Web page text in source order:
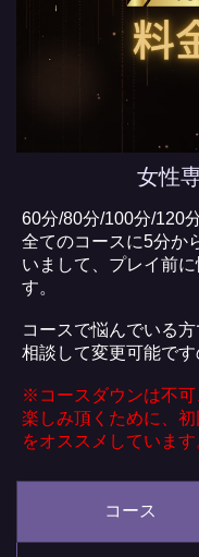
女性
60分/80分/100分/120
全てのコースに5分か
いまして、プレイ前
す。
コースで悩んでいる
相談して変更可能です
※コースダウンは不可
楽しみ頂くために、
をオススメしています
コース